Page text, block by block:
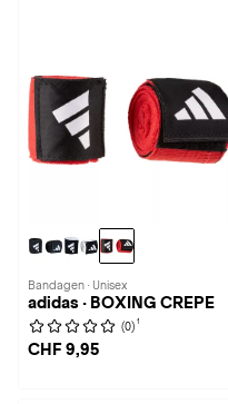
Bandagen · Unisex
adidas · BOXING CREPE
(0) 1
CHF 9,95